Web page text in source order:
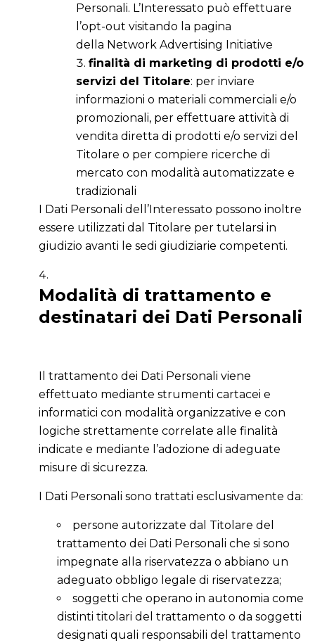
Personali. L’Interessato può effettuare
l’opt-out visitando la pagina
della Network Advertising Initiative
finalità di marketing di prodotti e/o
servizi del Titolare: per inviare
informazioni o materiali commerciali e/o
promozionali, per effettuare attività di
vendita diretta di prodotti e/o servizi del
Titolare o per compiere ricerche di
mercato con modalità automatizzate e
tradizionali
I Dati Personali dell’Interessato possono inoltre
essere utilizzati dal Titolare per tutelarsi in
giudizio avanti le sedi giudiziarie competenti.
Modalità di trattamento e
destinatari dei Dati Personali
Il trattamento dei Dati Personali viene
effettuato mediante strumenti cartacei e
informatici con modalità organizzative e con
logiche strettamente correlate alle finalità
indicate e mediante l’adozione di adeguate
misure di sicurezza.
I Dati Personali sono trattati esclusivamente da:
persone autorizzate dal Titolare del
trattamento dei Dati Personali che si sono
impegnate alla riservatezza o abbiano un
adeguato obbligo legale di riservatezza;
soggetti che operano in autonomia come
distinti titolari del trattamento o da soggetti
designati quali responsabili del trattamento